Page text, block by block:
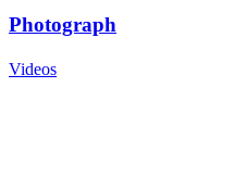
Photograph
Videos